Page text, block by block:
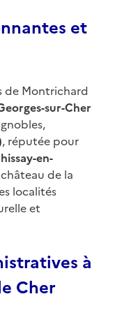
et
de Montrichard
sur-Cher
, réputée pour
en-
de la
localités
et
à
Cher